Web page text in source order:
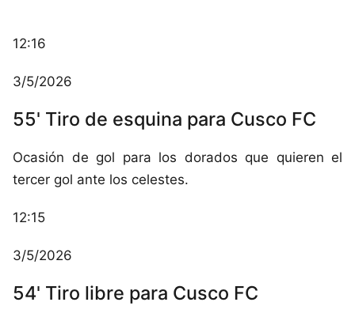
12:16
3/5/2026
55' Tiro de esquina para Cusco FC
Ocasión de gol para los dorados que quieren el
tercer gol ante los celestes.
12:15
3/5/2026
54' Tiro libre para Cusco FC